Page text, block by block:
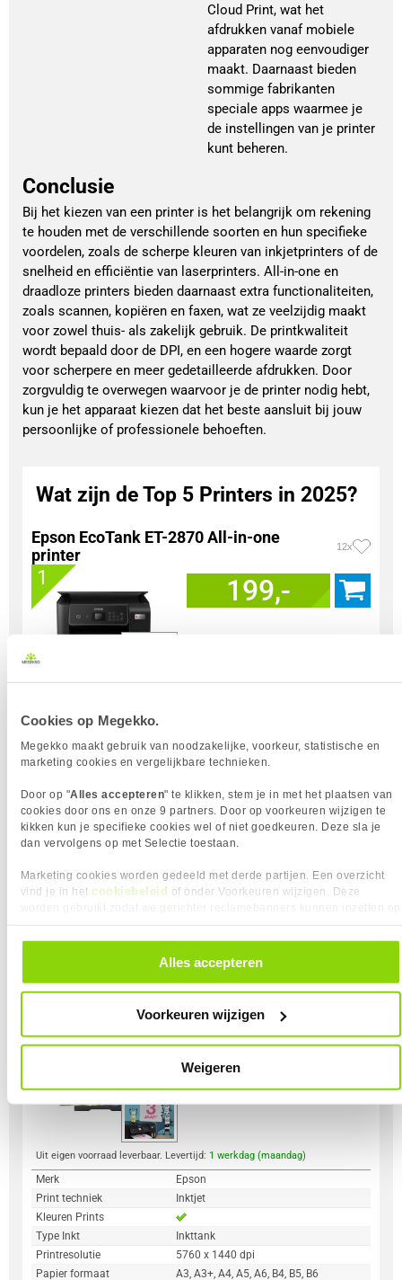
Cookies op Megekko.
Megekko maakt gebruik van noodzakelijke, voorkeur, statistische en
marketing cookies en vergelijkbare technieken.
Door op "Alles accepteren" te klikken, stem je in met het plaatsen van
cookies door ons en onze 9 partners. Door op voorkeuren wijzigen te
kikken kun je specifieke cookies wel of niet goedkeuren. Deze sla je
dan vervolgens op met Selectie toestaan.
Marketing cookies worden gedeeld met derde partijen. Een overzicht
vind je in het cookiebeleid of onder Voorkeuren wijzigen. Deze
alle cookies. Je kunt je gegeven toestemming altijd intrekken, dit doe je
door in de footer van onze website te klikken op ‘Cookievoorkeuren’
Alles accepteren
Voorkeuren wijzigen
Weigeren
Cloud Print, wat het
afdrukken vanaf mobiele
apparaten nog eenvoudiger
maakt. Daarnaast bieden
sommige fabrikanten
speciale apps waarmee je
de instellingen van je printer
kunt beheren.
Conclusie
Bij het kiezen van een printer is het belangrijk om rekening
te houden met de verschillende soorten en hun specifieke
voordelen, zoals de scherpe kleuren van inkjetprinters of de
snelheid en efficiëntie van laserprinters. All-in-one en
draadloze printers bieden daarnaast extra functionaliteiten,
zoals scannen, kopiëren en faxen, wat ze veelzijdig maakt
voor zowel thuis- als zakelijk gebruik. De printkwaliteit
wordt bepaald door de DPI, en een hogere waarde zorgt
voor scherpere en meer gedetailleerde afdrukken. Door
zorgvuldig te overwegen waarvoor je de printer nodig hebt,
kun je het apparaat kiezen dat het beste aansluit bij jouw
persoonlijke of professionele behoeften.
Wat zijn de Top 5 Printers in 2025?
Epson EcoTank ET-2870 All-in-one
printer
12x
1 199,-
Merk
Print techniek
Inktjet
Kopiëren
Kleuren Prints
Type Inkt
Inkttank
Printresolutie
5760 x 1440 dpi
Papierlade Invoer 1
100 vellen
Wi-Fi
Meer productinformatie
Epson EcoTank ET-18100 foto printer
2 569,-
Uit eigen voorraad leverbaar. Levertijd: 1 werkdag (maandag)
Merk
Epson
Print techniek
Inktjet
Kleuren Prints
Type Inkt
Inkttank
Printresolutie
5760 x 1440 dpi
Papier formaat
A3, A3+, A4, A5, A6, B4, B5, B6